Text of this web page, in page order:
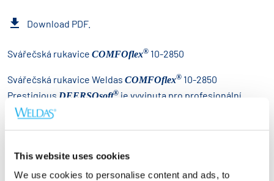
This website uses cookies
We use cookies to personalise content and ads, to
Download PDF.
Svářečská rukavice COMFOflex® 10-2850
Svářečská rukavice Weldas COMFOflex® 10-2850
Prestigious DEERSOsoft® je vyvinuta pro profesionální
svářeče, kteří vyžadují výjimečné pohodlí, flexibilitu a přesné
poddajnost, což jí umožňuje přirozeně se přizpůsobit ruce
pro vynikající padnutí a manipulaci.